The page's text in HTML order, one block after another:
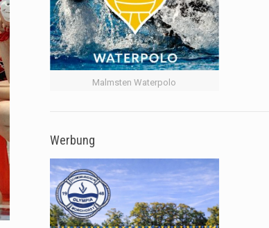
Malmsten Waterpolo
Werbung